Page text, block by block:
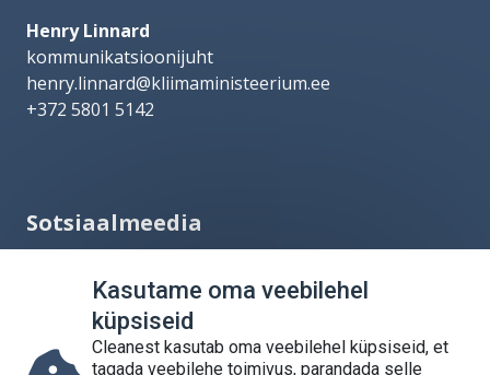
Henry Linnard
kommunikatsioonijuht
henry.linnard@kliimaministeerium.ee
+372 5801 5142
Sotsiaalmeedia
Kasutame oma veebilehel
küpsiseid
Cleanest kasutab oma veebilehel küpsiseid, et
tagada veebilehe toimivus, parandada selle